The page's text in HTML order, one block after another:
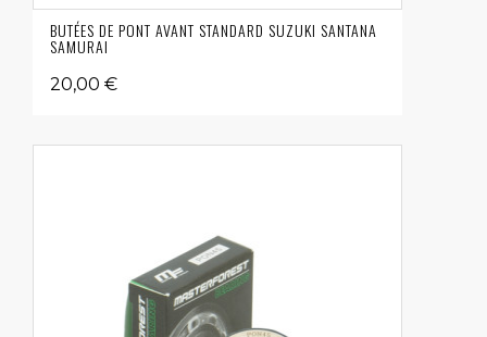
BUTÉES DE PONT AVANT STANDARD SUZUKI SANTANA
SAMURAI
20,00 €